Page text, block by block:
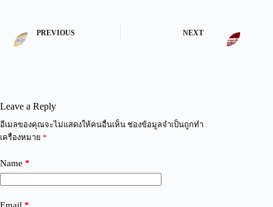
PREVIOUS NEXT
Leave a Reply
อีเมลของคุณจะไม่แสดงให้คนอื่นเห็น ช่องข้อมูลจำเป็นถูกทำ
เครื่องหมาย *
Name *
A
l
r
t